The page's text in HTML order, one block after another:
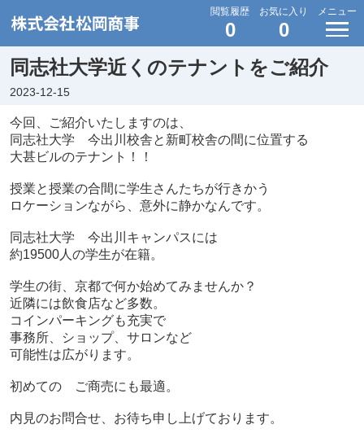
閲覧履歴
0
お気に入り
0
メニュー
同志社大学近くのテナントをご紹介
2023-12-15
今回、ご紹介いたしますのは、
同志社大学 今出川校舎と新町校舎の間に位置する
大甚ビルのテナント！！
授業と授業の合間に学生さんたちが行きかう
ロケーションながら、意外に静かなんです。
同志社大学 今出川キャンパスには
約19500人の学生が在籍。
学生の街、京都で何か始めてみませんか？
近隣には飲食店など多数。
コインパーキングも充実で
事務所、ショップ、サロンなど
可能性は広がります。
初めての ご商売にも最適。
内見のお問合せ、お待ち申し上げております。